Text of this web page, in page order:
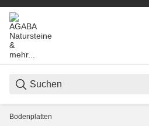
Bodenplatten